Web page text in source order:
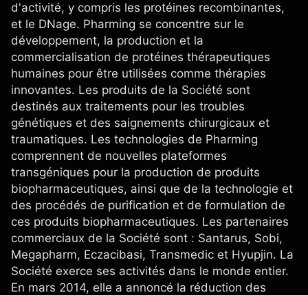
d'activité, y compris les protéines recombinantes,
et le DNage. Pharming se concentre sur le
développement, la production et la
commercialisation de protéines thérapeutiques
humaines pour être utilisées comme thérapies
innovantes. Les produits de la Société sont
destinés aux traitements pour les troubles
génétiques et des saignements chirurgicaux et
traumatiques. Les technologies de Pharming
comprennent de nouvelles plateformes
transgéniques pour la production de produits
biopharmaceutiques, ainsi que de la technologie et
des procédés de purification et de formulation de
ces produits biopharmaceutiques. Les partenaires
commerciaux de la Société sont : Santarus, Sobi,
Megapharm, Eczacibasi, Transmedic et Hyupjin. La
Société exerce ses activités dans le monde entier.
En mars 2014, elle a annoncé la réduction des